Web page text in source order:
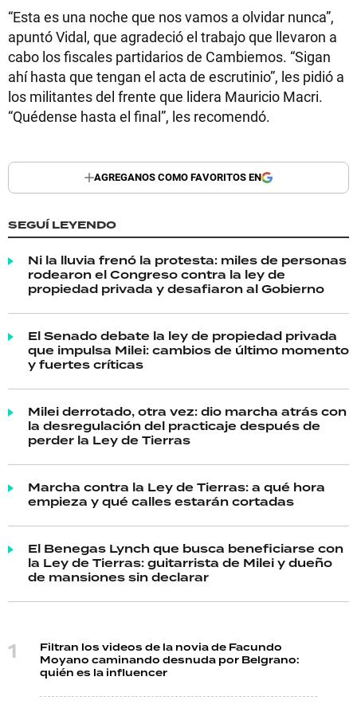
“Esta es una noche que nos vamos a olvidar nunca”,
apuntó Vidal, que agradeció el trabajo que llevaron a
cabo los fiscales partidarios de Cambiemos. “Sigan
ahí hasta que tengan el acta de escrutinio”, les pidió a
los militantes del frente que lidera Mauricio Macri.
“Quédense hasta el final”, les recomendó.
AGREGANOS COMO FAVORITOS EN
SEGUÍ LEYENDO
Ni la lluvia frenó la protesta: miles de personas
rodearon el Congreso contra la ley de
propiedad privada y desafiaron al Gobierno
El Senado debate la ley de propiedad privada
que impulsa Milei: cambios de último momento
y fuertes críticas
Milei derrotado, otra vez: dio marcha atrás con
la desregulación del practicaje después de
perder la Ley de Tierras
Marcha contra la Ley de Tierras: a qué hora
empieza y qué calles estarán cortadas
El Benegas Lynch que busca beneficiarse con
la Ley de Tierras: guitarrista de Milei y dueño
de mansiones sin declarar
Filtran los videos de la novia de Facundo
Moyano caminando desnuda por Belgrano:
quién es la influencer